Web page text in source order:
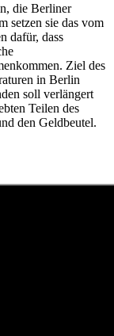
die Berliner
setzen sie das vom
dafür, dass
Ziel des
in Berlin
soll verlängert
Teilen des
den Geldbeutel.